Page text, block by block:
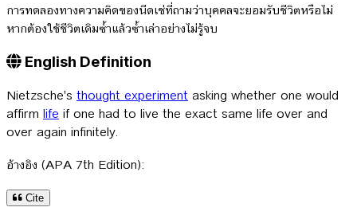
การทดลองทางความคิดของนีดเช่ที่ถามว่าบุคคลจะยอมรับชีวิตหรือไม่
หากต้องใช้ชีวิตเดิมซ้ำแล้วซ้ำเล่าอย่างไม่รู้จบ
English Definition
Nietzsche's thought experiment asking whether one would
affirm life if one had to live the exact same life over and
over again infinitely.
อ้างอิง (APA 7th Edition):
Cite